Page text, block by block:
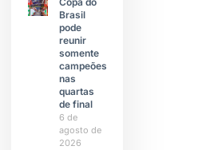
Brasil
pode
reunir
somente
campeões
nas
quartas
de final
6 de
agosto de
2026